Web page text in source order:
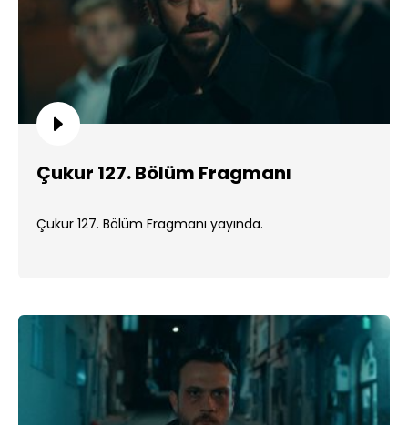
Çukur 127. Bölüm Fragmanı
Çukur 127. Bölüm Fragmanı yayında.